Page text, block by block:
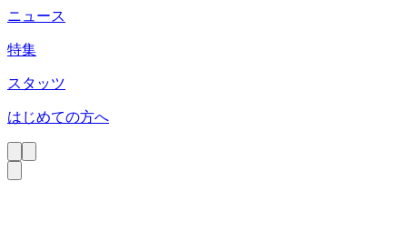
ニュース
特集
スタッツ
はじめての方へ